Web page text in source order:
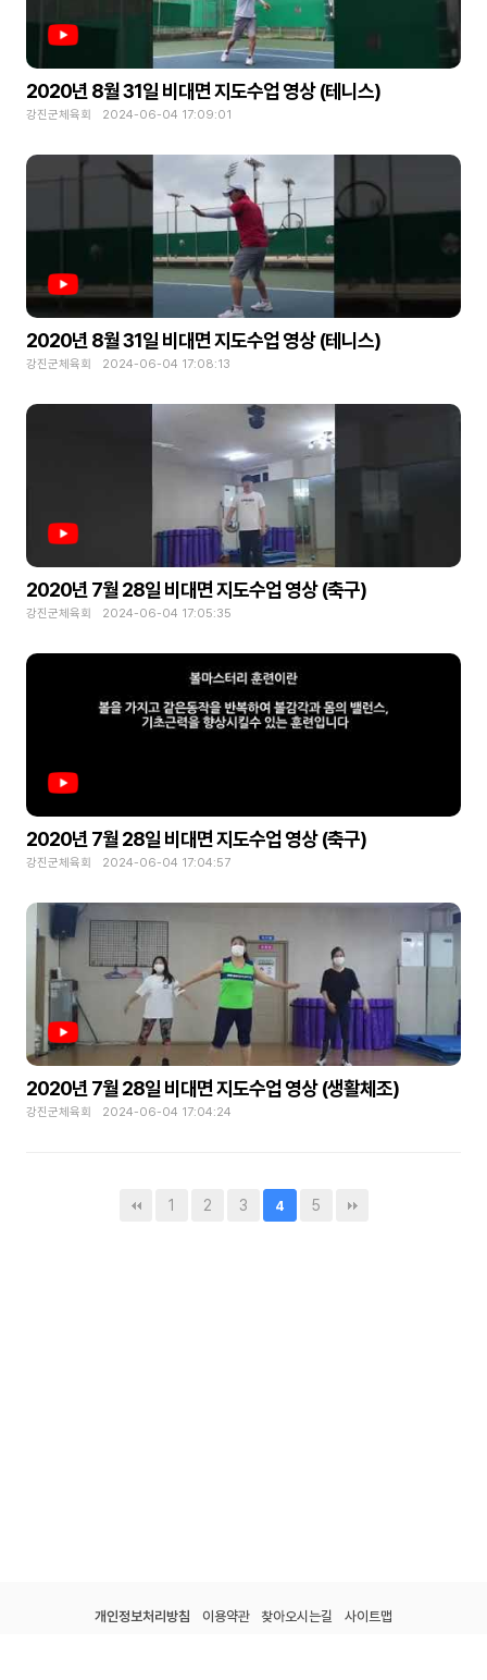
2020년 8월 31일 비대면 지도수업 영상 (테니스)
강진군체육회 2024-06-04 17:09:01
2020년 8월 31일 비대면 지도수업 영상 (테니스)
강진군체육회 2024-06-04 17:08:13
2020년 7월 28일 비대면 지도수업 영상 (축구)
강진군체육회 2024-06-04 17:05:35
2020년 7월 28일 비대면 지도수업 영상 (축구)
강진군체육회 2024-06-04 17:04:57
2020년 7월 28일 비대면 지도수업 영상 (생활체조)
강진군체육회 2024-06-04 17:04:24
1 2 3 4 5
개인정보처리방침 이용약관 찾아오시는길 사이트맵